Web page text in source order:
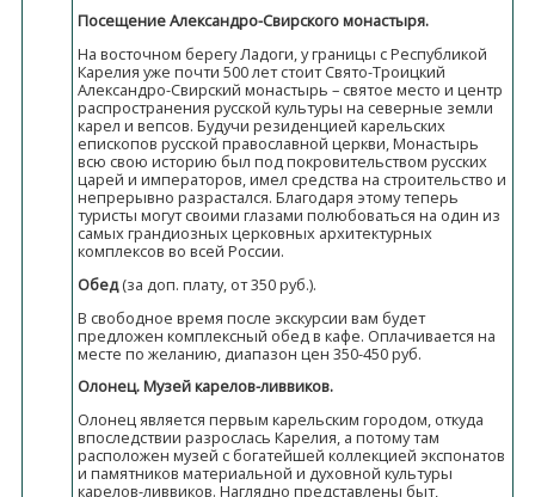
Посещение Александро-Свирского монастыря.
На восточном берегу Ладоги, у границы с Республикой
Карелия уже почти 500 лет стоит Свято-Троицкий
Александро-Свирский монастырь – святое место и центр
распространения русской культуры на северные земли
карел и вепсов. Будучи резиденцией карельских
епископов русской православной церкви, Монастырь
всю свою историю был под покровительством русских
царей и императоров, имел средства на строительство и
непрерывно разрастался. Благодаря этому теперь
туристы могут своими глазами полюбоваться на один из
самых грандиозных церковных архитектурных
комплексов во всей России.
Обед(за доп. плату, от 350 руб.).
В свободное время после экскурсии вам будет
предложен комплексный обед в кафе. Оплачивается на
месте по желанию, диапазон цен 350-450 руб.
Олонец. Музей карелов-ливвиков.
Олонец является первым карельским городом, откуда
впоследствии разрослась Карелия, а потому там
расположен музей с богатейшей коллекцией экспонатов
и памятников материальной и духовной культуры
карелов-ливвиков. Наглядно представлены быт,